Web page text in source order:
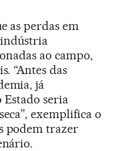
as perdas em
ao campo,
“Antes das
já
Estado seria
exemplifica o
podem trazer